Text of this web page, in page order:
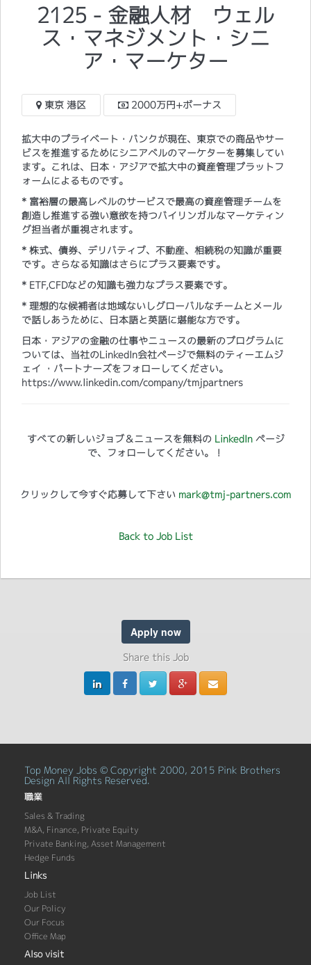
2125 - 金融人材 ウェル
ス・マネジメント・シニ
ア・マーケター
東京 港区 2000万円+ボーナス
拡大中のプライベート・バンクが現在、東京での商品やサー
ビスを推進するためにシニアベルのマーケターを募集してい
ます。これは、日本・アジアで拡大中の資産管理プラットフ
ォームによるものです。
* 富裕層の最高レベルのサービスで最高の資産管理チームを
創造し推進する強い意欲を持つバイリンガルなマーケティン
グ担当者が重視されます。
* 株式、債券、デリバティブ、不動産、相続税の知識が重要
です。さらなる知識はさらにプラス要素です。
* ETF,CFDなどの知識も強力なプラス要素です。
* 理想的な候補者は地域ないしグローバルなチームとメール
で話しあうために、日本語と英語に堪能な方です。
日本・アジアの金融の仕事やニュースの最新のプログラムに
ついては、当社のLinkedIn会社ページで無料のティーエムジ
ェイ ・パートナーズをフォローしてください。
https://www.linkedin.com/company/tmjpartners
すべての新しいジョブ＆ニュースを無料の LinkedInページ
で、フォローしてください。！
クリックして今すぐ応募して下さい mark@tmj-partners.com
Back to Job List
Apply now
Share this Job
Top Money Jobs © Copyright 2000, 2015 Pink Brothers
Design All Rights Reserved.
職業
Sales & Trading
M&A, Finance, Private Equity
Private Banking, Asset Management
Hedge Funds
Links
Job List
Our Policy
Our Focus
Office Map
Also visit